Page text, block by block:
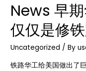
News 早
仅仅是修
Uncategorized / By
铁路华工给美国做出了